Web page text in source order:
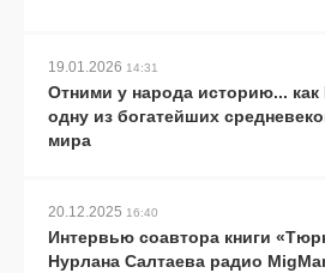
19.01.2026 14:31
Отними у народа историю... как
одну из богатейших
мира
20.12.2025 16:40
Интервью соавтора книги
Нурлана Салтаева радио